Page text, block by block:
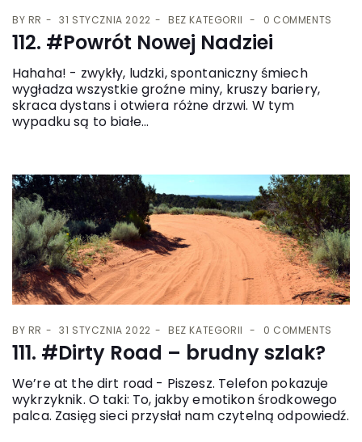
BY RR 31 STYCZNIA 2022 BEZ KATEGORII 0 COMMENTS
112. #Powrót Nowej Nadziei
Hahaha! - zwykły, ludzki, spontaniczny śmiech
wygładza wszystkie groźne miny, kruszy bariery,
skraca dystans i otwiera różne drzwi. W tym
wypadku są to białe...
BY RR 31 STYCZNIA 2022 BEZ KATEGORII 0 COMMENTS
111. #Dirty Road – brudny szlak?
We’re at the dirt road - Piszesz. Telefon pokazuje
wykrzyknik. O taki: To, jakby emotikon środkowego
palca. Zasięg sieci przysłał nam czytelną odpowiedź.